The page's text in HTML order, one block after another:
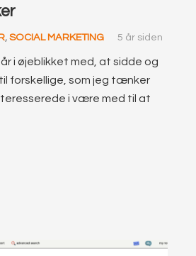
, SOCIAL MARKETING 5 år siden
i øjeblikket med, at sidde og
forskellige, som jeg tænker
i være med til at